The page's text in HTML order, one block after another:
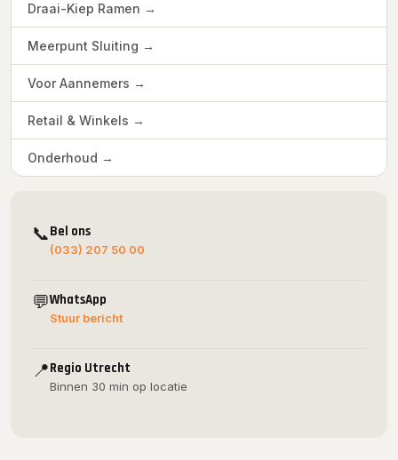
Draai-Kiep Ramen →
Meerpunt Sluiting →
Voor Aannemers →
Retail & Winkels →
Onderhoud →
📞Bel ons
(033) 207 50 00
💬WhatsApp
Stuur bericht
📍Regio Utrecht
Binnen 30 min op locatie